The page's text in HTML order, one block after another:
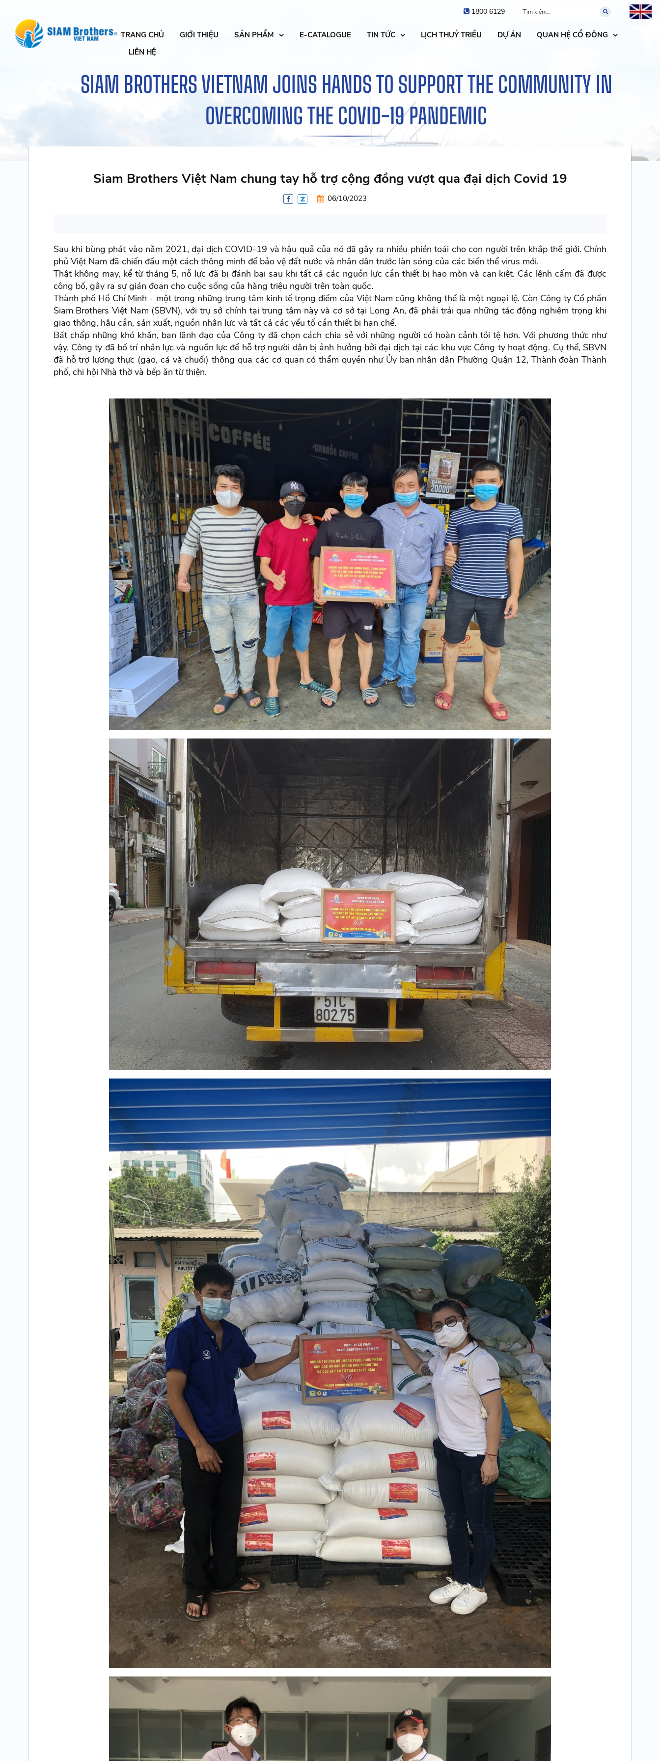
1800 6129
TRANG CHỦ GIỚI THIỆU SẢN PHẨM E-CATALOGUE TIN TỨC LỊCH THUỶ TRIỀU DỰ ÁN
QUAN HỆ CỔ ĐÔNG
LIÊN HỆ
SIAM BROTHERS VIETNAM JOINS HANDS TO SUPPORT THE COMMUNITY IN
OVERCOMING THE COVID-19 PANDEMIC
Siam Brothers Việt Nam chung tay hỗ trợ cộng đồng vượt qua đại dịch Covid 19
06/10/2023
Sau khi bùng phát vào năm 2021, đại dịch COVID-19 và hậu quả của nó đã gây ra nhiều phiền toái cho con người trên khắp thế giới. Chính
phủ Việt Nam đã chiến đấu một cách thông minh để bảo vệ đất nước và nhân dân trước làn sóng của các biến thể virus mới.
Thật không may, kể từ tháng 5, nỗ lực đã bị đánh bại sau khi tất cả các nguồn lực cần thiết bị hao mòn và cạn kiệt. Các lệnh cấm đã được
công bố, gây ra sự gián đoạn cho cuộc sống của hàng triệu người trên toàn quốc.
Thành phố Hồ Chí Minh - một trong những trung tâm kinh tế trọng điểm của Việt Nam cũng không thể là một ngoại lệ. Còn Công ty Cổ phần
Siam Brothers Việt Nam (SBVN), với trụ sở chính tại trung tâm này và cơ sở tại Long An, đã phải trải qua những tác động nghiêm trọng khi
giao thông, hậu cần, sản xuất, nguồn nhân lực và tất cả các yếu tố cần thiết bị hạn chế.
Bất chấp những khó khăn, ban lãnh đạo của Công ty đã chọn cách chia sẻ với những người có hoàn cảnh tồi tệ hơn. Với phương thức như
vậy, Công ty đã bố trí nhân lực và nguồn lực để hỗ trợ người dân bị ảnh hưởng bởi đại dịch tại các khu vực Công ty hoạt động. Cụ thể, SBVN
đã hỗ trợ lương thực (gạo, cá và chuối) thông qua các cơ quan có thẩm quyền như Ủy ban nhân dân Phường Quận 12, Thành đoàn Thành
phố, chi hội Nhà thờ và bếp ăn từ thiện.